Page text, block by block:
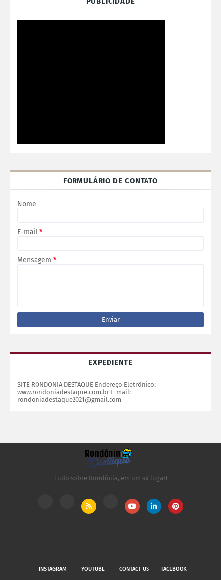
FORMULÁRIO DE CONTATO
Nome
E-mail *
Mensagem *
EXPEDIENTE
SITE RONDONIA DESTAQUE Endereço Eletrônico:
www.rondoniadestaque.com.br E-mail:
rondoniadestaque2021@gmail.com
Tudo sobre Rondônia, em um só lugar!
INSTAGRAM YOUTUBE CONTACT US FACEBOOK